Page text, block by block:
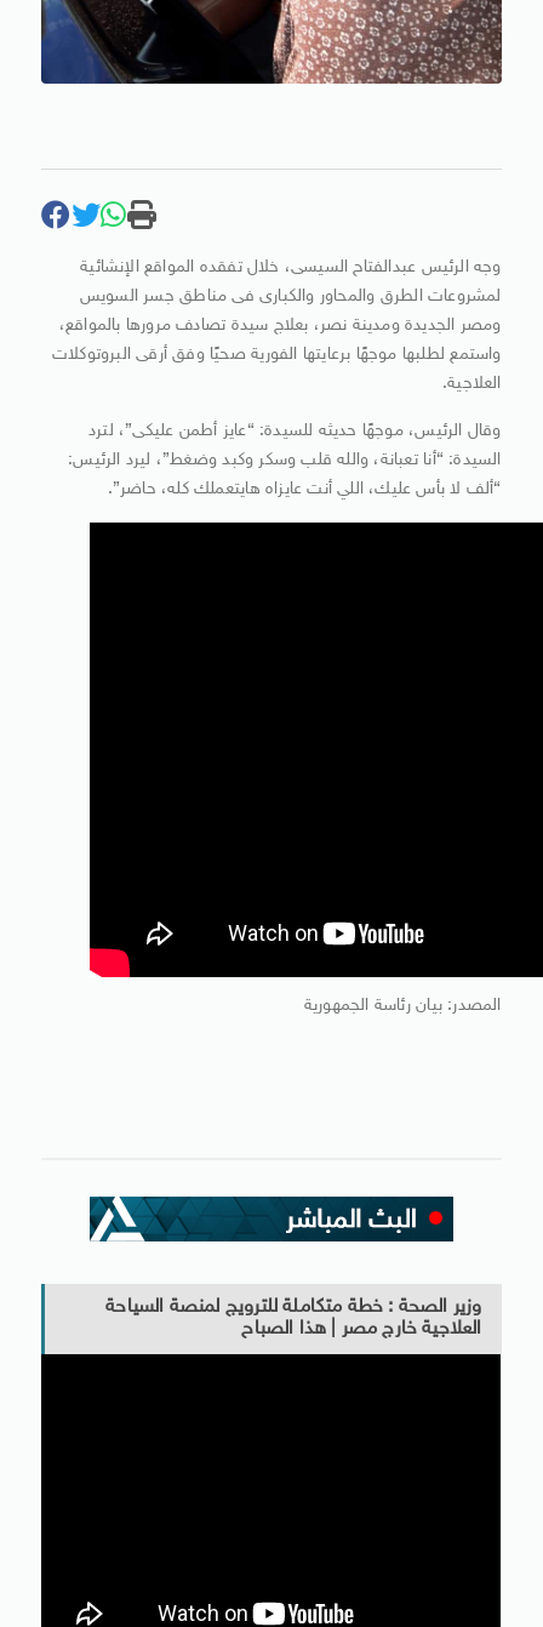
وجه الرئيس عبدالفتاح السيسى، خلال تفقده المواقع الإنشائية
لمشروعات الطرق والمحاور والكبارى فى مناطق جسر السويس
ومصر الجديدة ومدينة نصر، بعلاج سيدة تصادف مرورها بالمواقع،
واستمع لطلبها موجهًا برعايتها الفورية صحيًا وفق أرقى البروتوكلات
العلاجية.
وقال الرئيس، موجهًا حديثه للسيدة: “عايز أطمن عليكى”، لترد
السيدة: “أنا تعبانة، والله قلب وسكر وكبد وضغط”، ليرد الرئيس:
“ألف لا بأس عليك، اللي أنت عايزاه هايتعملك كله، حاضر”.
المصدر: بيان رئاسة الجمهورية
وزير الصحة : خطة متكاملة للترويج لمنصة السياحة
العلاجية خارج مصر | هذا الصباح